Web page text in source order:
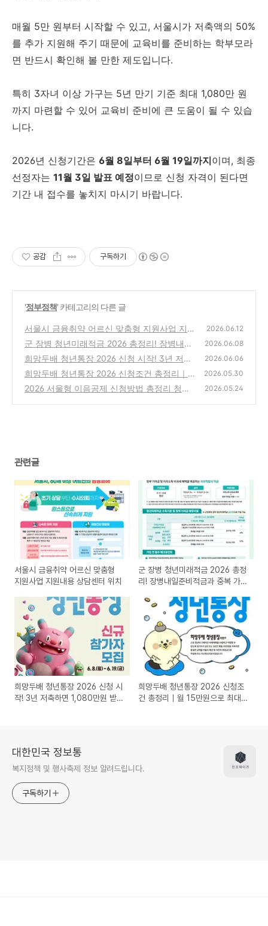
매월 5만 원부터 시작할 수 있고, 서울시가 저축액의 50%
를 추가 지원해 주기 때문에 교육비를 준비하는 학부모라
면 반드시 확인해 볼 만한 제도입니다.
특히 3자녀 이상 가구는 5년 만기 기준 최대 1,080만 원
까지 마련할 수 있어 교육비 준비에 큰 도움이 될 수 있습
니다.
2026년 신청기간은 6월 8일부터 6월 19일까지이며, 최종
선정자는 11월 3일 발표 예정이므로 신청 자격이 된다면
기간 내 접수를 놓치지 마시기 바랍니다.
공감 구독하기
'정부정책' 카테고리의 다른 글
서울시 금융취약 어르신 맞춤형 지원사업 지원
내용 상담센터 위치
(0)
2026.06.12
군 장병 청년미래적금 2026 총정리! 장병내일
준비적금과 중복 가입 가능할까?
(0)
2026.06.08
희망두배 청년통장 2026 신청 시작! 3년 저축
하면 1,080만원 받는 서울시 청년지원사업 총
정리
(0)
2026.06.06
희망두배 청년통장 2026 신청조건 총정리｜
월 15만원으로 최대 1,080만원 만드는 방법
2026.05.30
2026 서울형 이음공제 신청방법 총정리 청년·
2026.05.24
관련글
서울시 금융취약 어르신 맞춤형
지원사업 지원내용 상담센터 위치
군 장병 청년미래적금 2026 총정
리! 장병내일준비적금과 중복 가입
희망두배 청년통장 2026 신청 시
작! 3년 저축하면 1,080만원 받는
희망두배 청년통장 2026 신청조
건 총정리｜월 15만원으로 최대
대한민국 정보통
복지정책 및 행사축제 정보 알려드립니다.
구독하기